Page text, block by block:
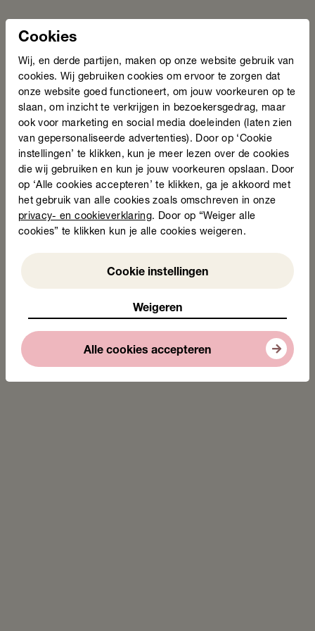
Agenda
Ik wil leren
Doneer
Vacatures
Pers
Overzicht
met Basismeterdagen
20 april 2026
Cookies
Wij, en derde partijen, maken op onze website gebruik van
cookies. Wij gebruiken cookies om ervoor te zorgen dat
onze website goed functioneert, om jouw voorkeuren op te
slaan, om inzicht te verkrijgen in bezoekersgedrag, maar
ook voor marketing en social media doeleinden (laten zien
van gepersonaliseerde advertenties). Door op ‘Cookie
instellingen’ te klikken, kun je meer lezen over de cookies
die wij gebruiken en kun je jouw voorkeuren opslaan. Door
op ‘Alle cookies accepteren’ te klikken, ga je akkoord met
het gebruik van alle cookies zoals omschreven in onze
privacy- en cookieverklaring. Door op “Weiger alle
cookies” te klikken kun je alle cookies weigeren.
Cookie instellingen
Weigeren
Alle cookies accepteren